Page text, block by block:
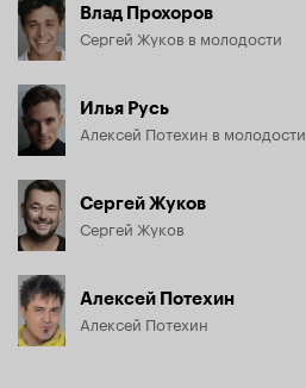
Влад Прохоров
Сергей Жуков в молодости
Илья Русь
Алексей Потехин в молодости
Сергей Жуков
Сергей Жуков
Алексей Потехин
Алексей Потехин